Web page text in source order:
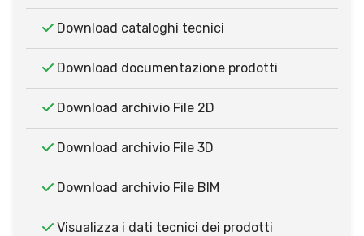
Download cataloghi tecnici
Download documentazione prodotti
Download archivio File 2D
Download archivio File 3D
Download archivio File BIM
Visualizza i dati tecnici dei prodotti